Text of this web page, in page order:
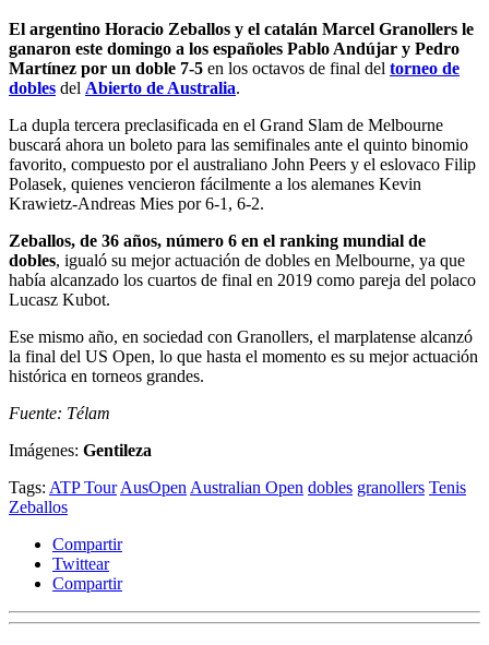
El argentino Horacio Zeballos y el catalán Marcel Granollers le
ganaron este domingo a los españoles Pablo Andújar y Pedro
Martínez por un doble 7-5 en los octavos de final del torneo de
dobles del Abierto de Australia.
La dupla tercera preclasificada en el Grand Slam de Melbourne
buscará ahora un boleto para las semifinales ante el quinto binomio
favorito, compuesto por el australiano John Peers y el eslovaco Filip
Polasek, quienes vencieron fácilmente a los alemanes Kevin
Krawietz-Andreas Mies por 6-1, 6-2.
Zeballos, de 36 años, número 6 en el ranking mundial de
dobles, igualó su mejor actuación de dobles en Melbourne, ya que
había alcanzado los cuartos de final en 2019 como pareja del polaco
Lucasz Kubot.
Ese mismo año, en sociedad con Granollers, el marplatense alcanzó
la final del US Open, lo que hasta el momento es su mejor actuación
histórica en torneos grandes.
Fuente: Télam
Imágenes: Gentileza
Tags: ATP Tour AusOpen Australian Open dobles granollers Tenis
Zeballos
Compartir
Twittear
Compartir